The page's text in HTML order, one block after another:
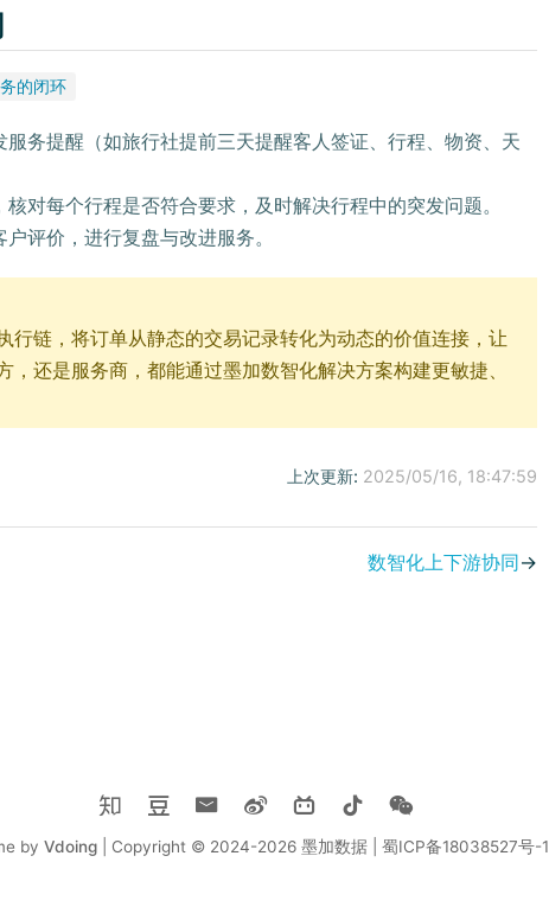
的闭环
务提醒（如旅行社提前三天提醒客人签证、行程、物资、天
对每个行程是否符合要求，及时解决行程中的突发问题。
评价，进行复盘与改进服务。
行链，将订单从静态的交易记录转化为动态的价值连接，让
还是服务商，都能通过墨加数智化解决方案构建更敏捷、
上次更新: 2025/05/16, 18:47:59
数智化上下游协同→
by Vdoing| Copyright © 2024-2026 墨加数据 | 蜀ICP备18038527号-1